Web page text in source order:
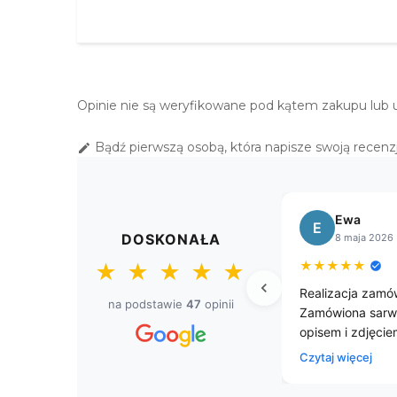
Opinie nie są weryfikowane pod kątem zakupu lub
 Bądź pierwszą osobą, która napisze swoją
DOSKONAŁA
★ ★ ★ ★ ★
na podstawie 47 opinii
czasem. Firma godna polecenia
jestem zadowolony z zakupu.
Małgorzata
11 marca 2026
★★
Zamawiałam już 3
obrusy i zawsze
zadowolona zarówno
szybkiej, sprawnej
Czytaj więcej